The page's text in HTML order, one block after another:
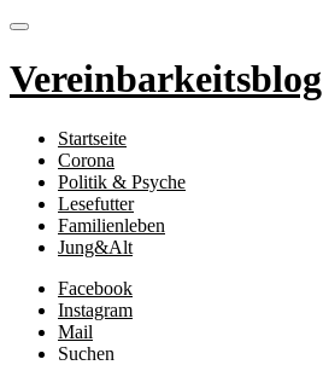
Vereinbarkeitsblog
Startseite
Corona
Politik & Psyche
Lesefutter
Familienleben
Jung&Alt
Facebook
Instagram
Mail
Suchen